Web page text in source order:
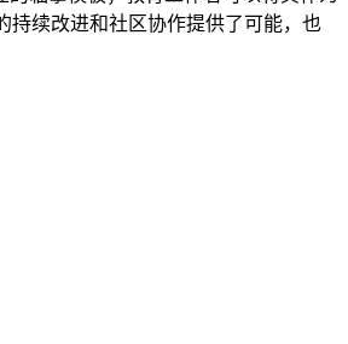
持续改进和社区协作提供了可能，也